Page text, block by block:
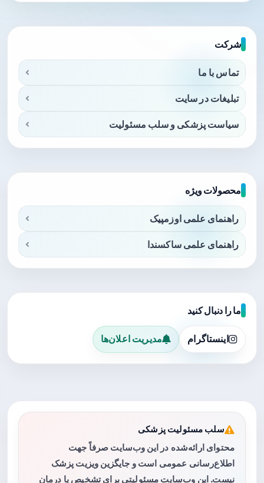
شرکت
تماس با ما
تبلیغات در سایت
سیاست پزشکی و سلب مسئولیت
محصولات ویژه
راهنمای علمی اوزمپیک
راهنمای علمی ساکسندا
ما را دنبال کنید
اینستاگرام مدیریت اعلان‌ها
سلب مسئولیت پزشکی
محتوای ارائه‌شده در این وب‌سایت صرفاً جهت
اطلاع‌رسانی عمومی است و جایگزین ویزیت پزشک
نیست. این وب‌سایت مسئولیتی برای تشخیص یا درمان